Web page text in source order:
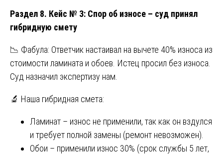
Раздел 8. Кейс № 3: Спор об износе – суд принял
гибридную смету
📉 Фабула: Ответчик настаивал на вычете 40% износа из
стоимости ламината и обоев. Истец просил без износа.
Суд назначил экспертизу нам.
🔬 Наша гибридная смета:
Ламинат – износ не применили, так как он вздулся
и требует полной замены (ремонт невозможен).
Обои – применили износ 30% (срок службы 5 лет,